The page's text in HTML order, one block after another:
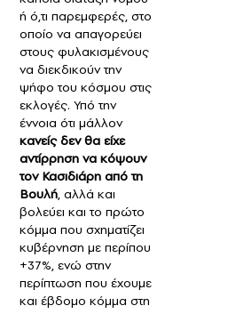
ή ό,τι παρεμφερές, στο
οποίο να απαγορεύει
στους φυλακισμένους
να διεκδικούν την
ψήφο του κόσμου στις
εκλογές. Υπό την
έννοια ότι μάλλον
κανείς δεν θα είχε
αντίρρηση να κόψουν
τον Κασιδιάρη από τη
Βουλή, αλλά και
βολεύει και το πρώτο
κόμμα που σχηματίζει
κυβέρνηση με περίπου
+37%, ενώ στην
περίπτωση που έχουμε
και έβδομο κόμμα στη